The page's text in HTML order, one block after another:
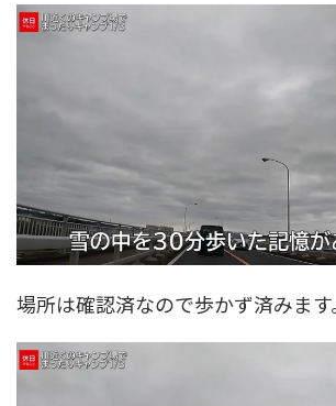
場所は確認済なので歩かず済みます